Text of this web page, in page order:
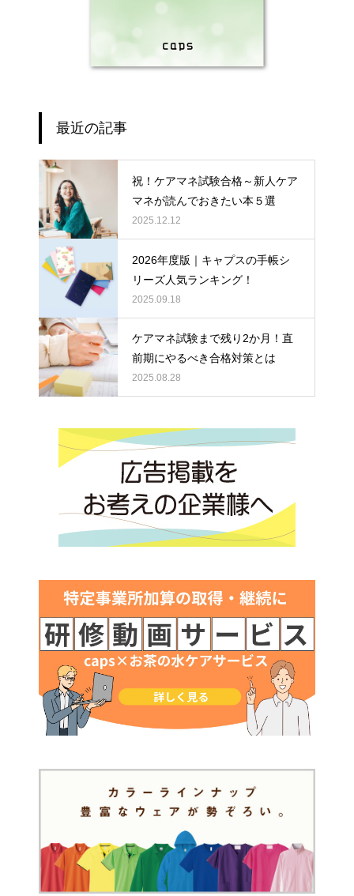
最近の記事
祝！ケアマネ試験合格～新人ケア
マネが読んでおきたい本５選
2025.12.12
2026年度版｜キャプスの手帳シ
リーズ人気ランキング！
2025.09.18
ケアマネ試験まで残り2か月！直
前期にやるべき合格対策とは
2025.08.28